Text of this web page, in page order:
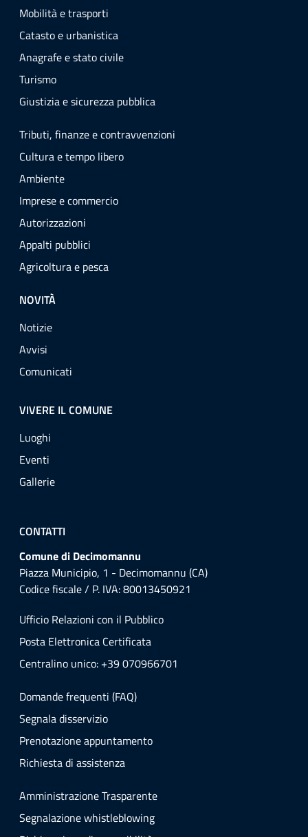
Mobilità e trasporti
Catasto e urbanistica
Anagrafe e stato civile
Turismo
Giustizia e sicurezza pubblica
Tributi, finanze e contravvenzioni
Cultura e tempo libero
Ambiente
Imprese e commercio
Autorizzazioni
Appalti pubblici
Agricoltura e pesca
NOVITÀ
Notizie
Avvisi
Comunicati
VIVERE IL COMUNE
Luoghi
Eventi
Gallerie
CONTATTI
Comune di Decimomannu
Piazza Municipio, 1 - Decimomannu (CA)
Codice fiscale / P. IVA: 80013450921
Ufficio Relazioni con il Pubblico
Posta Elettronica Certificata
Centralino unico: +39 070966701
Domande frequenti (FAQ)
Segnala disservizio
Prenotazione appuntamento
Richiesta di assistenza
Amministrazione Trasparente
Segnalazione whistleblowing